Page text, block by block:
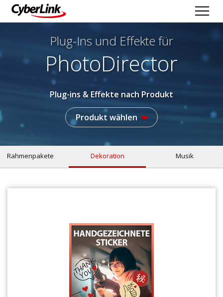
Plug-Ins und Effekte für
PhotoDirector
Plug-ins & Effekte nach Produkt
Produkt wählen
Rahmenpakete Dekoration Musik